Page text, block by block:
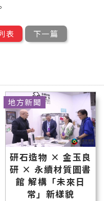
表 下一篇
研石造物 × 金玉良
研 × 永續材質圖書
館 解構「未來日
常」新樣貌
地方新聞